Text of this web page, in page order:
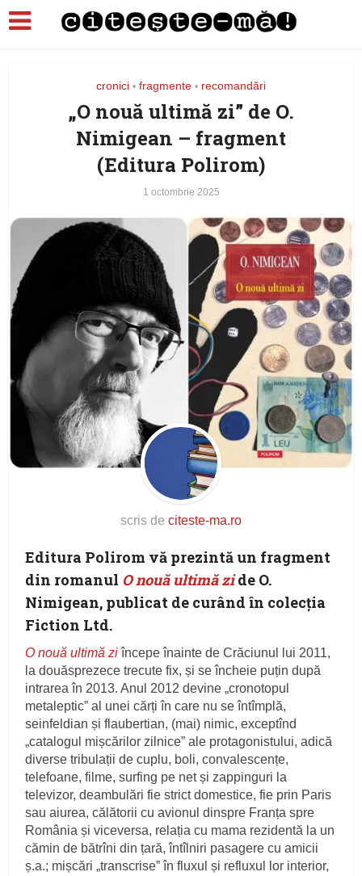
cronici • fragmente • recomandări
„O nouă ultimă zi” de O.
Nimigean – fragment
(Editura Polirom)
1 octombrie 2025
scris de citeste-ma.ro
Editura Polirom vă prezintă un fragment
din romanul O nouă ultimă zide O.
Nimigean, publicat de curând în colecția
Fiction Ltd.
O nouă ultimă ziîncepe înainte de Crăciunul lui 2011,
la douăsprezece trecute fix, și se încheie puțin după
intrarea în 2013. Anul 2012 devine „cronotopul
metaleptic” al unei cărți în care nu se întîmplă,
seinfeldian și flaubertian, (mai) nimic, exceptînd
„catalogul mișcărilor zilnice” ale protagonistului, adică
diverse tribulații de cuplu, boli, convalescențe,
telefoane, filme, surfing pe net și zappinguri la
televizor, deambulări fie strict domestice, fie prin Paris
sau aiurea, călătorii cu avionul dinspre Franța spre
România și viceversa, relația cu mama rezidentă la un
cămin de bătrîni din țară, întîlniri pasagere cu amicii
ș.a.; mișcări „transcrise” în fluxul și refluxul lor interior,